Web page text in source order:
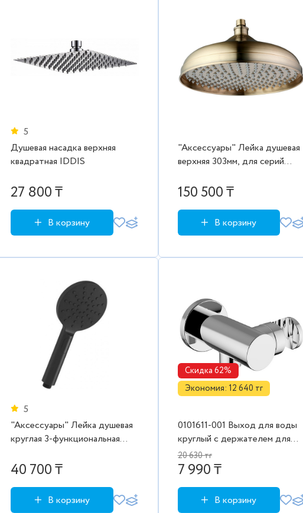
5
Душевая насадка верхняя
квадратная IDDIS
27 800 ₸
В корзину
"Аксессуары" Лейка душевая
верхняя 303мм, для серий
150 500 ₸
В корзину
5
"Аксессуары" Лейка душевая
круглая 3-функциональная
40 700 ₸
В корзину
Скидка 62%
Экономия: 12 640 тг
0101611-001 Выход для воды
круглый с держателем для
душа Teorema Tondo
20 630 тг
7 990 ₸
В корзину